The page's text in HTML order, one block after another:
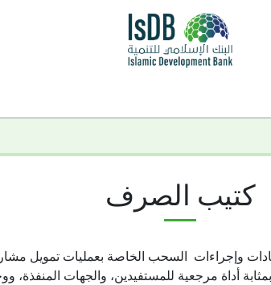
كتيب الصرف
وإجراءات السحب الخاصة بعمليات تمويل
أداة مرجعية للمستفيدين، والجهات المنفذة،